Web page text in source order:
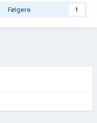
Følgere 1